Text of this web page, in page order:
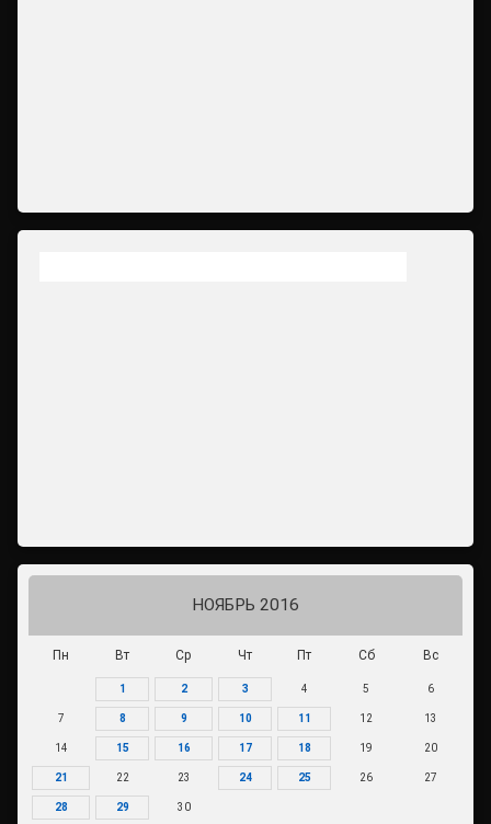
НОЯБРЬ 2016
Пн Вт Ср Чт Пт Сб Вс
1 2 3 4 5 6
7 8 9 10 11 12 13
14 15 16 17 18 19 20
21 22 23 24 25 26 27
28 29 30